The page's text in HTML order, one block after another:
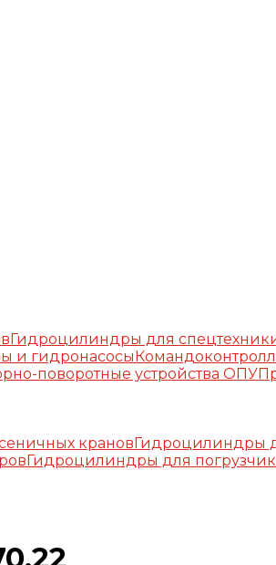
Гидроцилиндры для
и гидронасосы
поворотные устройства ОПУ
крановГидроцилиндры
Гидроцилиндры для